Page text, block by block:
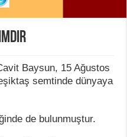
Baysun, 15 Ağustos
semtinde dünyaya
de bulunmuştur.